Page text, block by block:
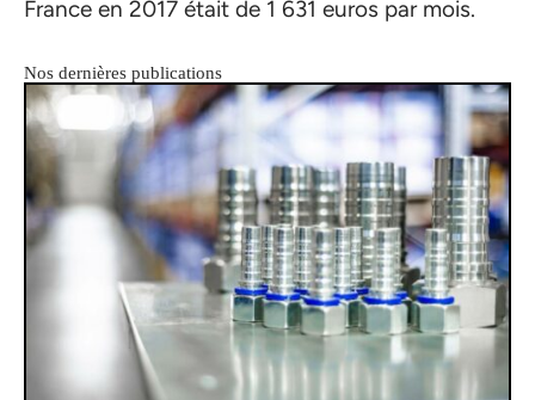
France en 2017 était de 1 631 euros par mois.
Nos dernières publications